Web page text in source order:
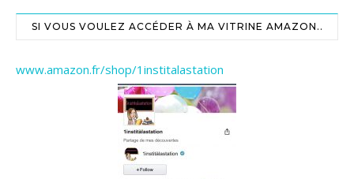
SI VOUS VOULEZ ACCÉDER À MA VITRINE AMAZON..
www.amazon.fr/shop/1institalastation